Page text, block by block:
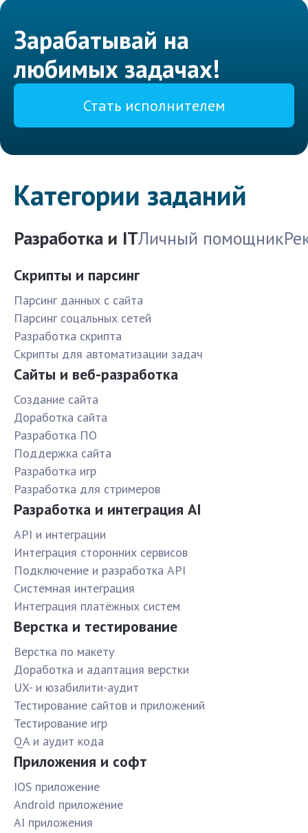
Зарабатывай на
любимых задачах!
Стать исполнителем
Категории заданий
Разработка и ITЛичный помощник
Скрипты и парсинг
Парсинг данных с сайта
Парсинг соцальных сетей
Разработка скрипта
Скрипты для автоматизации задач
Сайты и веб-разработка
Создание сайта
Доработка сайта
Разработка ПО
Поддержка сайта
Разработка игр
Разработка для стримеров
Разработка и интеграция AI
API и интеграции
Интеграция сторонних сервисов
Подключение и разработка API
Системная интеграция
Интеграция платёжных систем
Верстка и тестирование
Верстка по макету
Доработка и адаптация верстки
UX- и юзабилити-аудит
Тестирование сайтов и приложений
Тестирование игр
QA и аудит кода
Приложения и софт
IOS приложение
Android приложение
AI приложения